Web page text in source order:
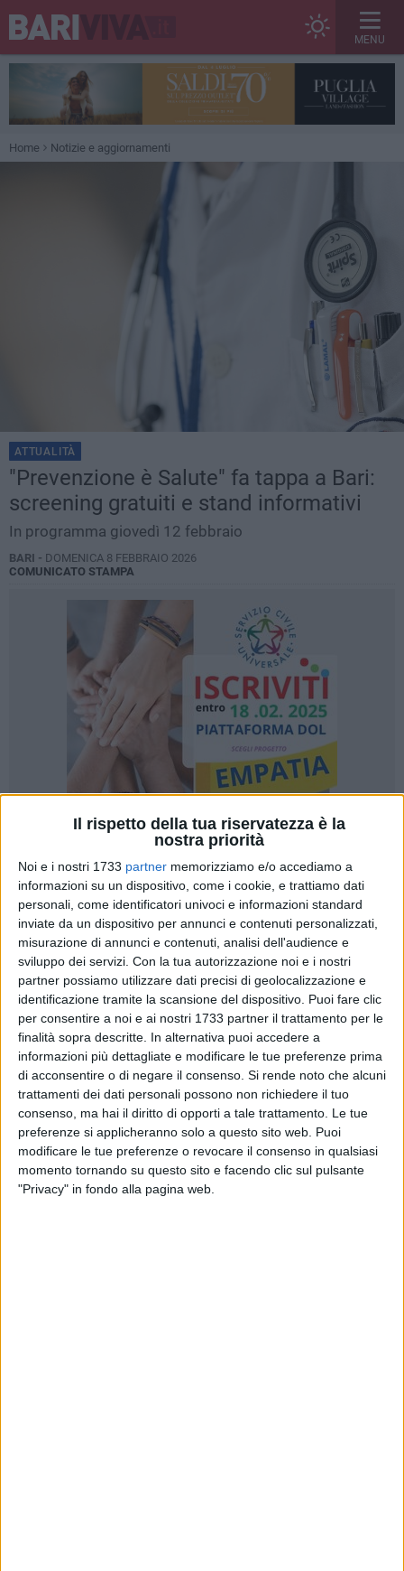
Il rispetto della tua riservatezza è la
nostra priorità
Noi e i nostri 1733 partner memorizziamo e/o accediamo a
informazioni su un dispositivo, come i cookie, e trattiamo dati
personali, come identificatori univoci e informazioni standard
inviate da un dispositivo per annunci e contenuti personalizzati,
misurazione di annunci e contenuti, analisi dell'audience e
sviluppo dei servizi. Con la tua autorizzazione noi e i nostri
partner possiamo utilizzare dati precisi di geolocalizzazione e
identificazione tramite la scansione del dispositivo. Puoi fare clic
per consentire a noi e ai nostri 1733 partner il trattamento per le
finalità sopra descritte. In alternativa puoi accedere a
informazioni più dettagliate e modificare le tue preferenze prima
di acconsentire o di negare il consenso. Si rende noto che alcuni
trattamenti dei dati personali possono non richiedere il tuo
consenso, ma hai il diritto di opporti a tale trattamento. Le tue
preferenze si applicheranno solo a questo sito web. Puoi
modificare le tue preferenze o revocare il consenso in qualsiasi
momento tornando su questo sito e facendo clic sul pulsante
"Privacy" in fondo alla pagina web.
MENU
Home Notizie e aggiornamenti
ATTUALITÀ
"Prevenzione è Salute" fa tappa a Bari:
screening gratuiti e stand informativi
In programma giovedì 12 febbraio
BARI - DOMENICA 8 FEBBRAIO 2026
COMUNICATO STAMPA
1
12 febbraio , inPiazza Libertà a Bari , arriverà"Prevenzione
è Salute" , campagna nazionale dedicata alla prevenzione in
ambito cardiovascolare, cardiometabolico e di salute
femminile, con screening ed educazione alla salute.
Nel 2026 la tappa pugliese, a cui sono state invitate le
istituzioni, è la terza delle 19 previste nei principali
capoluoghi di regione. L'obiettivo è quello di portare la
prevenzione direttamente tra i cittadini, favorendo
informazione, consapevolezza e accesso a controlli gratuiti
Nel corso della giornata saranno allestitistand informativi
ambulatori mobili, dove i cittadini potranno accedere ad